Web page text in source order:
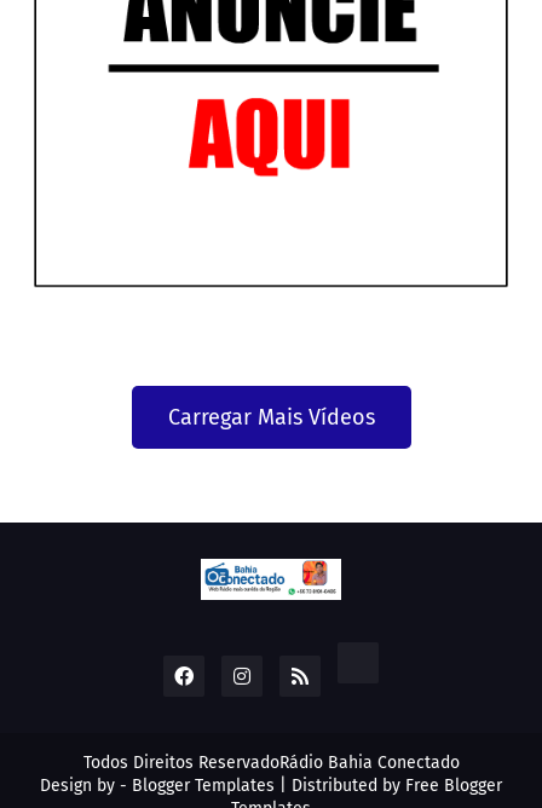
Carregar Mais Vídeos
Todos Direitos ReservadoRádio Bahia Conectado
Design by - Blogger Templates | Distributed by Free Blogger